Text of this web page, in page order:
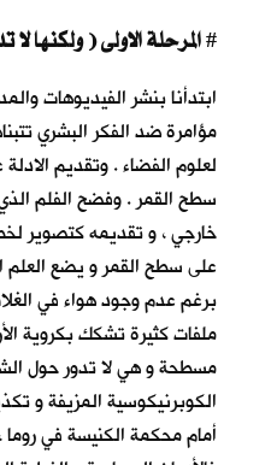
#
ابتدأنا بنشر الفيديوهات
مؤامرة ضد الفكر البشري
لعلوم الفضاء . وتقديم
سطح القمر . وفضح الفلم
خارجي ، و تقديمه كتصوير
على سطح القمر و يضع العلم
برغم عدم وجود هواء في
ملفات كثيرة تشكك بكروية
مسطحة و هي لا تدور حول
الكوبرنيكوسية المزيفة و
أمام محكمة الكنيسة في